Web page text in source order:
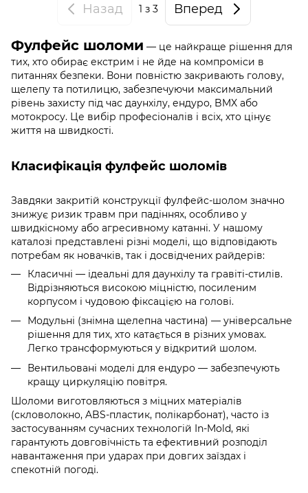
Назад 1 з 3 Вперед
Фулфейс шоломи — це найкраще рішення для
тих, хто обирає екстрим і не йде на компроміси в
питаннях безпеки. Вони повністю закривають голову,
щелепу та потилицю, забезпечуючи максимальний
рівень захисту під час даунхілу, ендуро, BMX або
мотокросу. Це вибір професіоналів і всіх, хто цінує
життя на швидкості.
Класифікація фулфейс шоломів
Завдяки закритій конструкції фулфейс-шолом значно
знижує ризик травм при падіннях, особливо у
швидкісному або агресивному катанні. У нашому
каталозі представлені різні моделі, що відповідають
потребам як новачків, так і досвідчених райдерів:
Класичні — ідеальні для даунхілу та гравіті-стилів.
Відрізняються високою міцністю, посиленим
корпусом і чудовою фіксацією на голові.
Модульні (знімна щелепна частина) — універсальне
рішення для тих, хто катається в різних умовах.
Легко трансформуються у відкритий шолом.
Вентильовані моделі для ендуро — забезпечують
кращу циркуляцію повітря.
Шоломи виготовляються з міцних матеріалів
(скловолокно, ABS-пластик, полікарбонат), часто із
застосуванням сучасних технологій In-Mold, які
гарантують довговічність та ефективний розподіл
навантаження при ударах при довгих заїздах і
спекотній погоді.